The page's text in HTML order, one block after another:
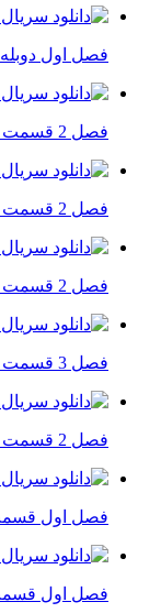
فصل اول دوبله
فصل 2 قسمت 8 زیرنویس فارسی اضافه شد
فصل 2 قسمت 8 زیرنویس فارسی اضافه شد
فصل 2 قسمت 6 زیرنویس فارسی اضافه شد
فصل 3 قسمت 6 زیرنویس فارسی اضافه شد
فصل 2 قسمت 8 (پایان فصل) زیرنویس فارسی اضافه شد
فصل اول قسمت 5 زیرنویس فارسی
فصل اول قسمت 1 و 2 زیرنویس فارسی